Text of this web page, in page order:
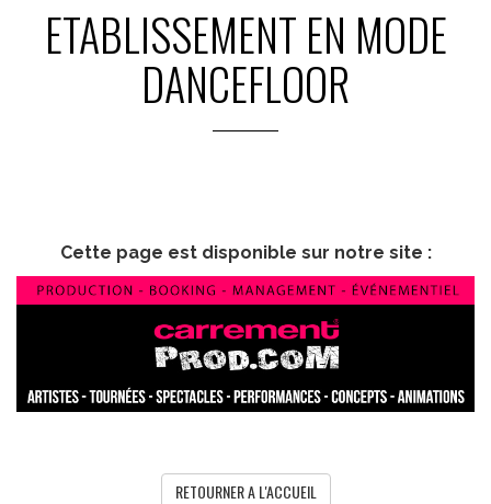
ETABLISSEMENT EN MODE
DANCEFLOOR
Cette page est disponible sur notre site :
RETOURNER A L'ACCUEIL